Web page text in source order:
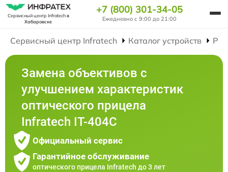
Сервисный центр Infratechв
Хабаровске
+7 (800) 301-34-05
Ежедневно с 9:00 до 21:00
Сервисный центр Infratech Каталог устройств
Замена объективов с
улучшением характеристик
оптического прицела
Infratech IT-404C
Официальный сервис
Гарантийное обслуживание
оптического прицела Infratech до 3 лет